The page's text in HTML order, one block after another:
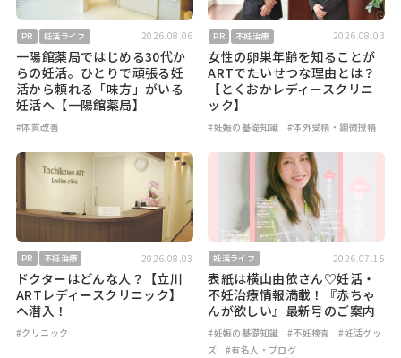
PR 妊活ライフ 2026.08.06
一陽館薬局ではじめる30代か
らの妊活。ひとりで頑張る妊
活から頼れる「味方」がいる
妊活へ【一陽館薬局】
#体質改善
PR 不妊治療 2026.08.03
女性の卵巣年齢を知ることが
ARTでたいせつな理由とは？
【とくおかレディースクリニ
ック】
#妊娠の基礎知識 #体外受精・顕微授精
PR 不妊治療 2026.08.03
ドクターはどんな人？【立川
ARTレディースクリニック】
へ潜入！
#クリニック
妊活ライフ 2026.07.15
表紙は横山由依さん♡妊活・
不妊治療情報満載！『赤ちゃ
んが欲しい』最新号のご案内
#妊娠の基礎知識 #不妊検査
#妊活グッ
ズ
#有名人・ブログ